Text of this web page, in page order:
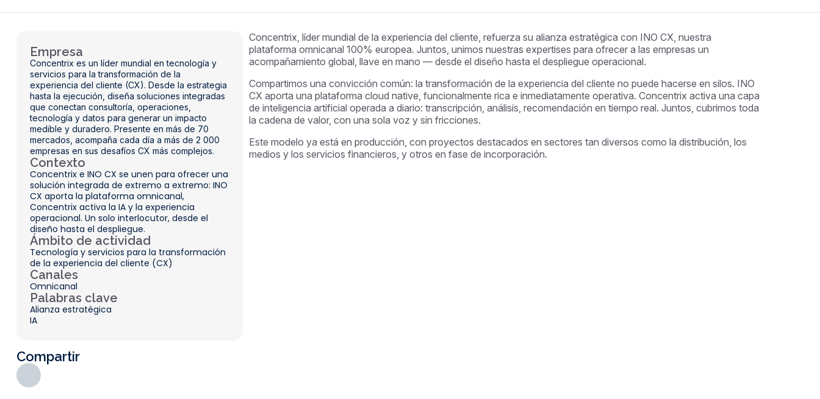
Empresa
Concentrix es un líder mundial en tecnología y
servicios para la transformación de la
experiencia del cliente (CX). Desde la estrategia
hasta la ejecución, diseña soluciones integradas
que conectan consultoría, operaciones,
tecnología y datos para generar un impacto
medible y duradero. Presente en más de 70
mercados, acompaña cada día a más de 2 000
empresas en sus desafíos CX más complejos.
Contexto
Concentrix e INO CX se unen para ofrecer una
solución integrada de extremo a extremo: INO
CX aporta la plataforma omnicanal,
Concentrix activa la IA y la experiencia
operacional. Un solo interlocutor, desde el
diseño hasta el despliegue.
Ámbito de actividad
Tecnología y servicios para la transformación
de la experiencia del cliente (CX)
Canales
Omnicanal
Palabras clave
Alianza estratégica
IA
Compartir
Concentrix, líder mundial de la experiencia del cliente, refuerza su alianza estratégica con INO CX, nuestra
plataforma omnicanal 100% europea. Juntos, unimos nuestras expertises para ofrecer a las empresas un
acompañamiento global, llave en mano — desde el diseño hasta el despliegue operacional.
Compartimos una convicción común: la transformación de la experiencia del cliente no puede hacerse en silos. INO
CX aporta una plataforma cloud native, funcionalmente rica e inmediatamente operativa. Concentrix activa una capa
de inteligencia artificial operada a diario: transcripción, análisis, recomendación en tiempo real. Juntos, cubrimos toda
la cadena de valor, con una sola voz y sin fricciones.
Este modelo ya está en producción, con proyectos destacados en sectores tan diversos como la distribución, los
medios y los servicios financieros, y otros en fase de incorporación.